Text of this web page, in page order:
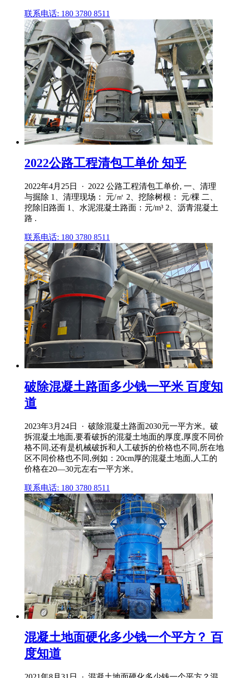
联系电话: 180 3780 8511
2022公路工程清包工单价 知乎
2022年4月25日 · 2022 公路工程清包工单价, 一、清理
与掘除 1、清理现场： 元/㎡ 2、挖除树根： 元/棵 二、
挖除旧路面 1、水泥混凝土路面：元/m³ 2、沥青混凝土
路 .
联系电话: 180 3780 8511
破除混凝土路面多少钱一平米 百度知
道
2023年3月24日 · 破除混凝土路面2030元一平方米。破
拆混凝土地面,要看破拆的混凝土地面的厚度,厚度不同价
格不同,还有是机械破拆和人工破拆的价格也不同,所在地
区不同价格也不同,例如：20cm厚的混凝土地面,人工的
价格在20—30元左右一平方米。
联系电话: 180 3780 8511
混凝土地面硬化多少钱一个平方？ 百
度知道